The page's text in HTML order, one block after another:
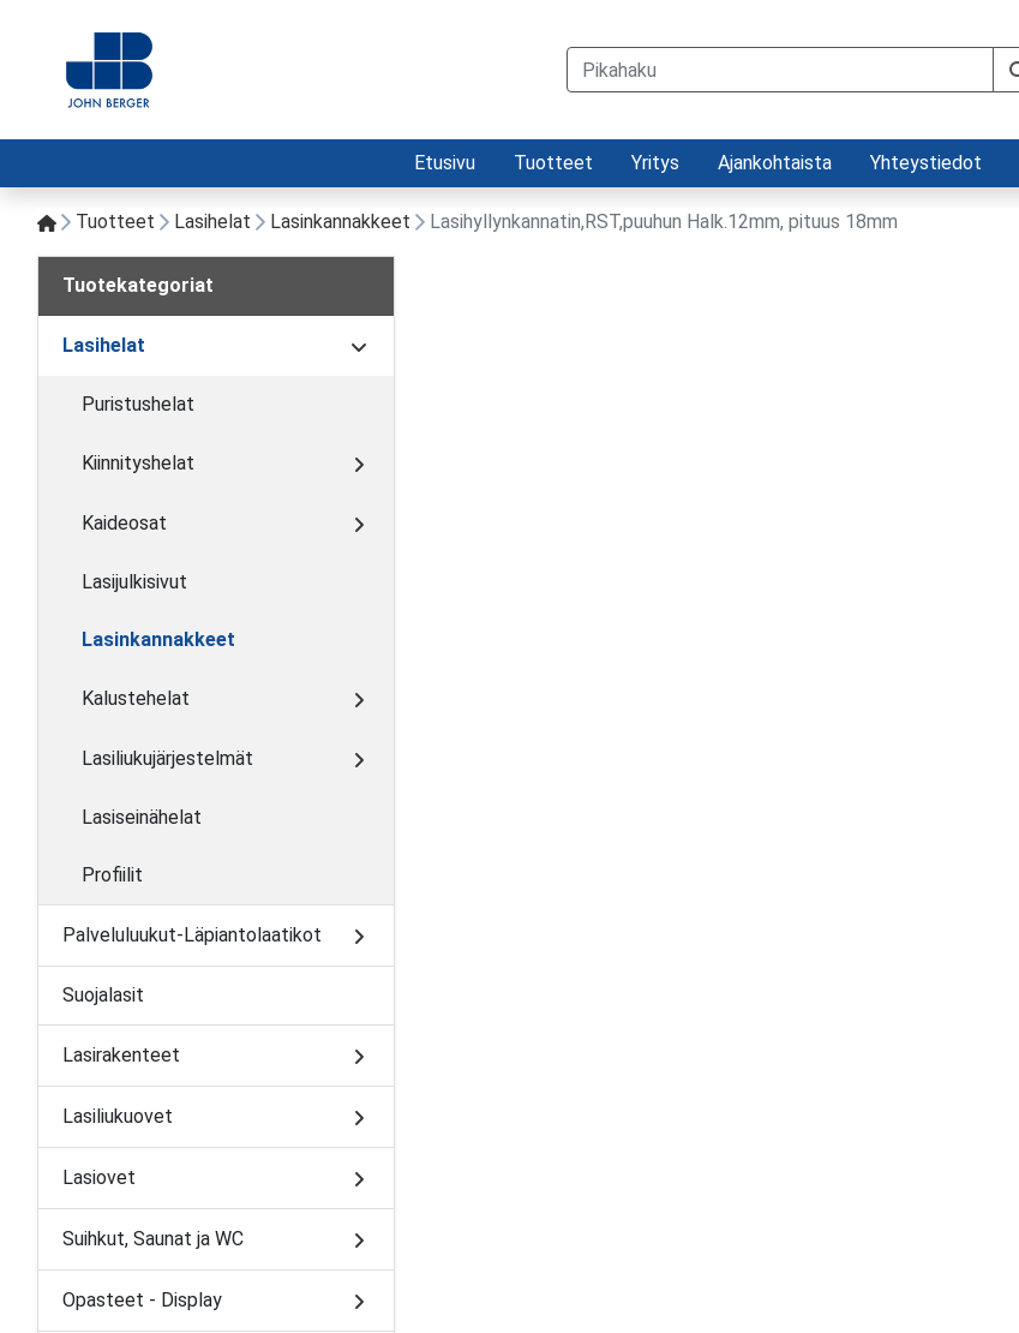
Etusivu Tuotteet Yritys Ajankohtaista Yhteystiedot
Tuotteet Lasihelat Lasinkannakkeet Lasihyllynkannatin,RST,puuhun Halk.12mm, pituus 18mm
Tuotekategoriat
Lasihelat
Puristushelat
Kiinnityshelat
Kaideosat
Lasijulkisivut
Lasinkannakkeet
Kalustehelat
Lasiliukujärjestelmät
Lasiseinähelat
Profiilit
Palveluluukut-Läpiantolaatikot
Suojalasit
Lasirakenteet
Lasiliukuovet
Lasiovet
Suihkut, Saunat ja WC
Opasteet - Display